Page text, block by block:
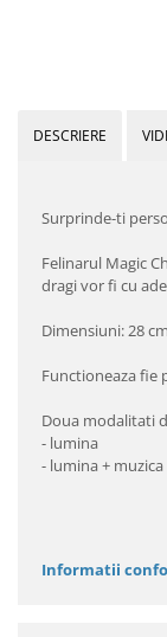
DESCRIERE
Surprinde-ti
Felinarul Magic
dragi vor fi cu
Dimensiuni: 28
Functioneaza fie
Doua modalitati
- lumina
- lumina + muzica
Informatii